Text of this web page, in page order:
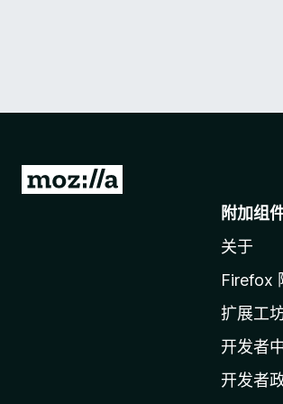
转
附加组
关于
Firefox
扩展工
开发者
开发者